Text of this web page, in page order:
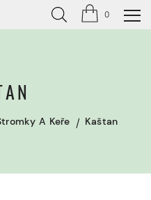
0
A Keře Kaštan